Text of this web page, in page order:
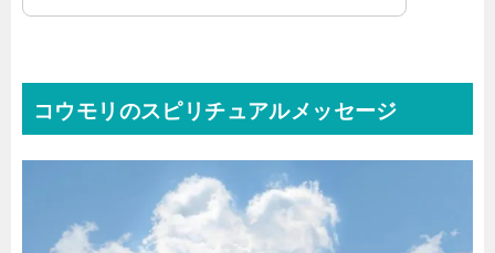
コウモリのスピリチュアルメッセージ